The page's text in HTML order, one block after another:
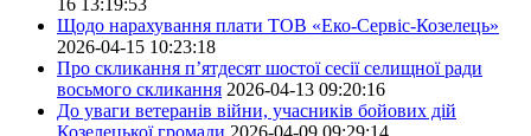
16 13:19:53
Щодо нарахування плати ТОВ «Еко-Сервіс-Козелець»
2026-04-15 10:23:18
Про скликання п’ятдесят шостої сесії селищної ради
восьмого скликання 2026-04-13 09:20:16
До уваги ветеранів війни, учасників бойових дій